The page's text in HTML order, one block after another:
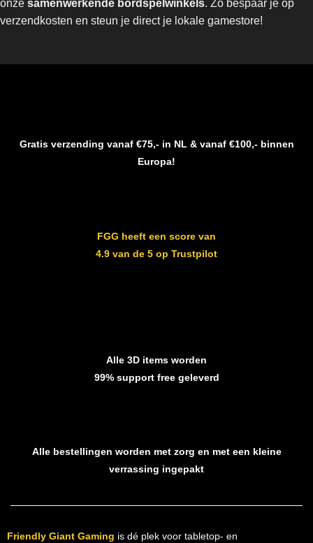
onze samenwerkende bordspelwinkels. Zo bespaar je op
verzendkosten en steun je direct je lokale gamestore!
Gratis verzending vanaf €75,- in NL & vanaf €100,- binnen
Europa!
FGG heeft een score van
4.9 van de 5 op Trustpilot
Alle 3D items worden
99% support free geleverd
Alle bestellingen worden met zorg en met een kleine
verrassing ingepakt
Friendly Giant Gaming is dé plek voor tabletop- en